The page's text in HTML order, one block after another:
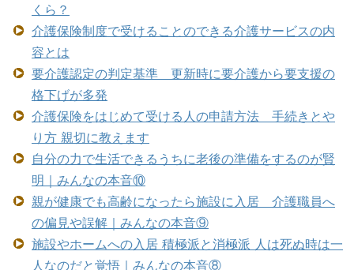
くら？
介護保険制度で受けることのできる介護サービスの内
容とは
要介護認定の判定基準 更新時に要介護から要支援の
格下げが多発
介護保険をはじめて受ける人の申請方法 手続きとや
り方 親切に教えます
自分の力で生活できるうちに老後の準備をするのが賢
明｜みんなの本音⑩
親が健康でも高齢になったら施設に入居 介護職員へ
の偏見や誤解｜みんなの本音⑨
施設やホームへの入居 積極派と消極派 人は死ぬ時は一
人なのだと覚悟｜みんなの本音⑧